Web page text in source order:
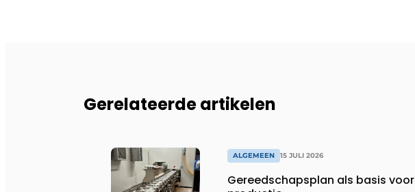
Gerelateerde artikelen
ALGEMEEN 15 JULI 2026
Gereedschapsplan als basis voor